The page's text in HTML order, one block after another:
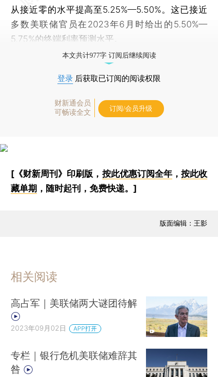
从接近零的水平提高至5.25%—5.50%。这已接近
多数美联储官员在2023年6月时给出的5.50%—
5.75%的终端利率预测水平。
本文共计977字 订阅后继续阅读
登录 后获取已订阅的阅读权限
财新通会员
可畅读全文
订阅/会员升级
[《财新周刊》印刷版， 按此优惠订阅全年， 按此收
藏单期 ，随时起刊，免费快递。]
版面编辑：王影
相关阅读
高占军｜美联储两大谜团待解
2023年09月02日 APP打开
专栏｜银行危机美联储难辞其
咎